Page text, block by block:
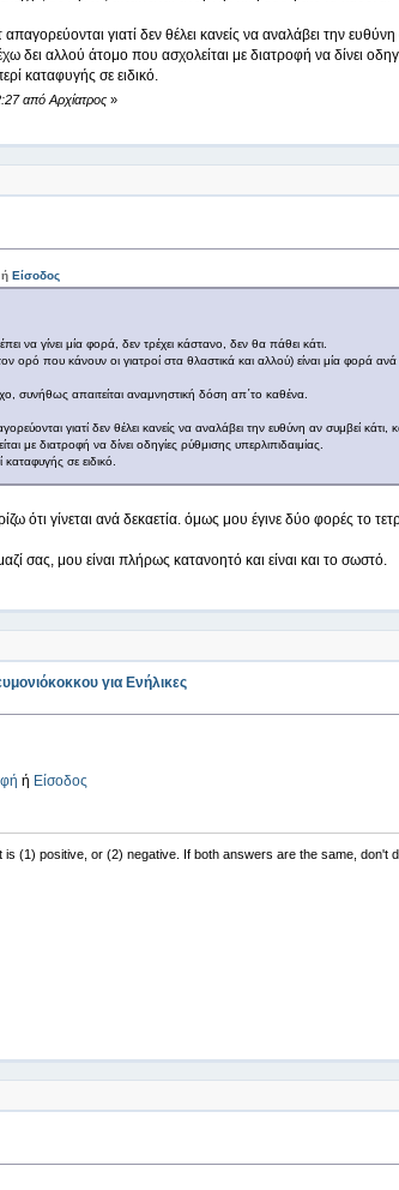
απαγορεύονται γιατί δεν θέλει κανείς να αναλάβει την
δει αλλού άτομο που ασχολείται με διατροφή να δίνει
καταφυγής σε ειδικό.
από Αρχίατρος»
Είσοδος
να γίνει μία φορά, δεν τρέχει κάστανο, δεν θα πάθει κάτι.
ορό που κάνουν οι γιατροί στα θλαστικά και αλλού) είναι μία φορά
συνήθως απαιτείται αναμνηστική δόση απ΄το καθένα.
γιατί δεν θέλει κανείς να αναλάβει την ευθύνη αν συμβεί
με διατροφή να δίνει οδηγίες ρύθμισης υπερλιπιδαιμίας.
σε ειδικό.
ότι γίνεται ανά δεκαετία. όμως μου έγινε δύο φορές το
σας, μου είναι πλήρως κατανοητό και είναι και το σωστό.
για Ενήλικες
ή Είσοδος
(1) positive, or (2) negative. If both answers are the same, don't